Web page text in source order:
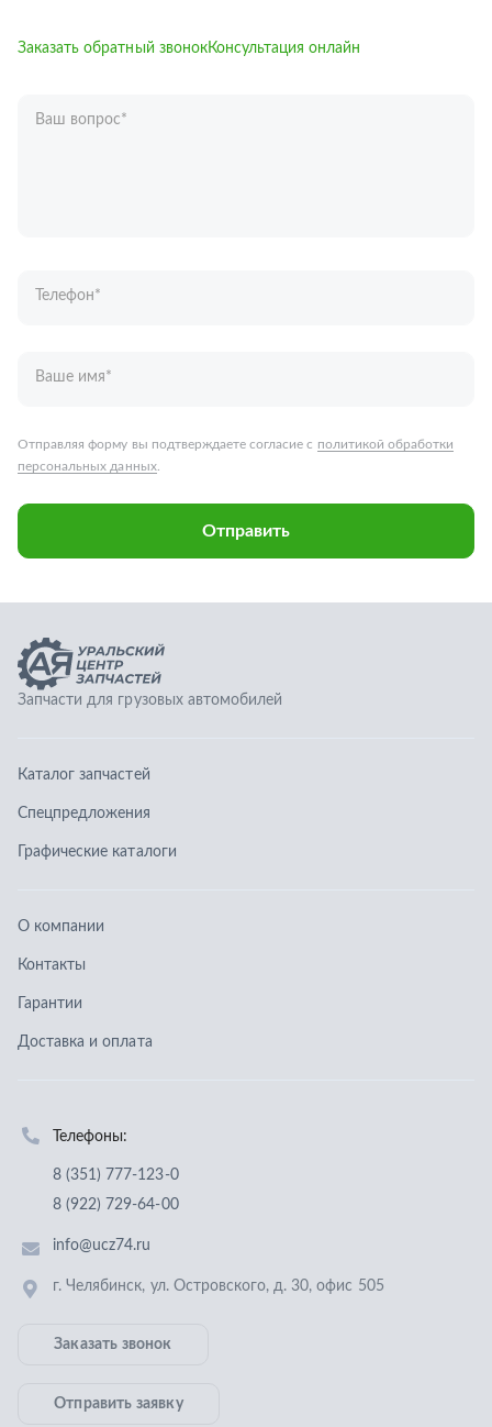
Заказать обратный звонокКонсультация онлайн
Ваш вопрос*
Запчасти для грузовых автомобилей
Каталог запчастей
Спецпредложения
О компании
Контакты
Доставка и оплата
Отправить заявку
Политика конфиденциальности
Разработка - ALGUS